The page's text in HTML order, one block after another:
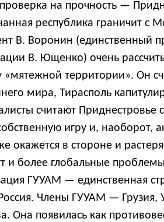
на прочность —
республика граничит с
В. Воронин (единственный
В. Ющенко) очень
«мятежной территории». Он
мира, Тирасполь
считают
игру и, наоборот,
окажется в стороне и
и более глобальные
ГУУАМ — единственная
Члены ГУУАМ — Грузия,
Она появилась как